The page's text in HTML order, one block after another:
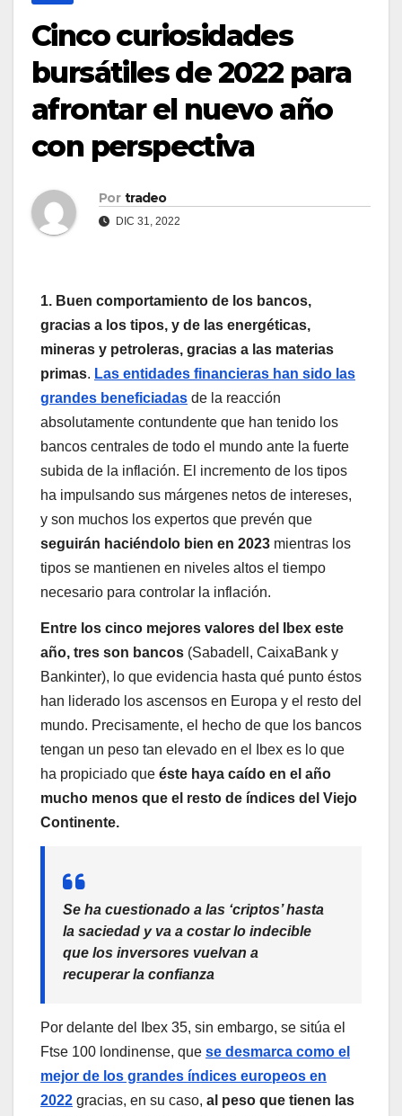
Cinco curiosidades
bursátiles de 2022 para
afrontar el nuevo año
con perspectiva
Por tradeo
DIC 31, 2022
1. Buen comportamiento de los bancos,
gracias a los tipos, y de las energéticas,
mineras y petroleras, gracias a las materias
primas. Las entidades financieras han sido las
grandes beneficiadas de la reacción
absolutamente contundente que han tenido los
bancos centrales de todo el mundo ante la fuerte
subida de la inflación. El incremento de los tipos
ha impulsando sus márgenes netos de intereses,
y son muchos los expertos que prevén que
seguirán haciéndolo bien en 2023 mientras los
tipos se mantienen en niveles altos el tiempo
necesario para controlar la inflación.
Entre los cinco mejores valores del Ibex este
año, tres son bancos (Sabadell, CaixaBank y
Bankinter), lo que evidencia hasta qué punto éstos
han liderado los ascensos en Europa y el resto del
mundo. Precisamente, el hecho de que los bancos
tengan un peso tan elevado en el Ibex es lo que
ha propiciado que éste haya caído en el año
mucho menos que el resto de índices del Viejo
Continente.
Se ha cuestionado a las ‘criptos’ hasta
la saciedad y va a costar lo indecible
que los inversores vuelvan a
recuperar la confianza
Por delante del Ibex 35, sin embargo, se sitúa el
Ftse 100 londinense, que se desmarca como el
mejor de los grandes índices europeos en
2022 gracias, en su caso, al peso que tienen las